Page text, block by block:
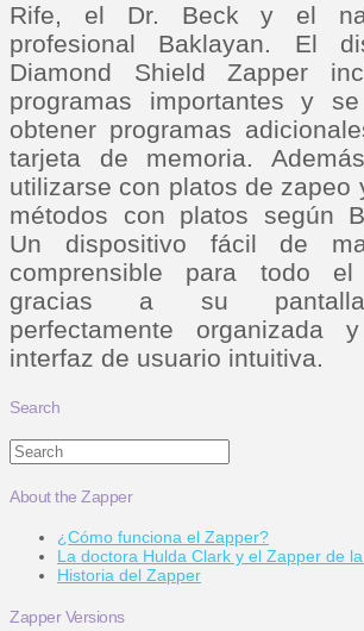
Rife, el Dr. Beck y el
profesional Baklayan. El
Diamond Shield Zapper
programas importantes y
obtener programas
tarjeta de memoria.
utilizarse con platos de zapeo
métodos con platos según
Un dispositivo fácil de
comprensible para todo el
gracias a su
perfectamente organizada
interfaz de usuario intuitiva.
Search
Search
About the Zapper
¿Cómo funciona el Zapper?
La doctora Hulda Clark y el Zapper de
Historia del Zapper
Zapper Versions